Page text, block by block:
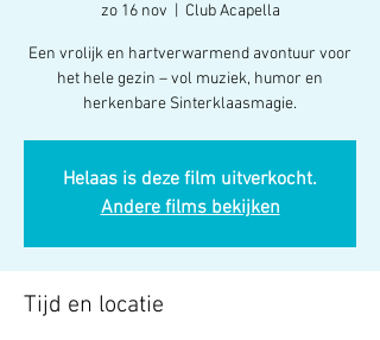
zo 16 nov Club Acapella
Een vrolijk en hartverwarmend avontuur voor
het hele gezin – vol muziek, humor en
herkenbare Sinterklaasmagie.
Helaas is deze film uitverkocht.
Andere films bekijken
Tijd en locatie